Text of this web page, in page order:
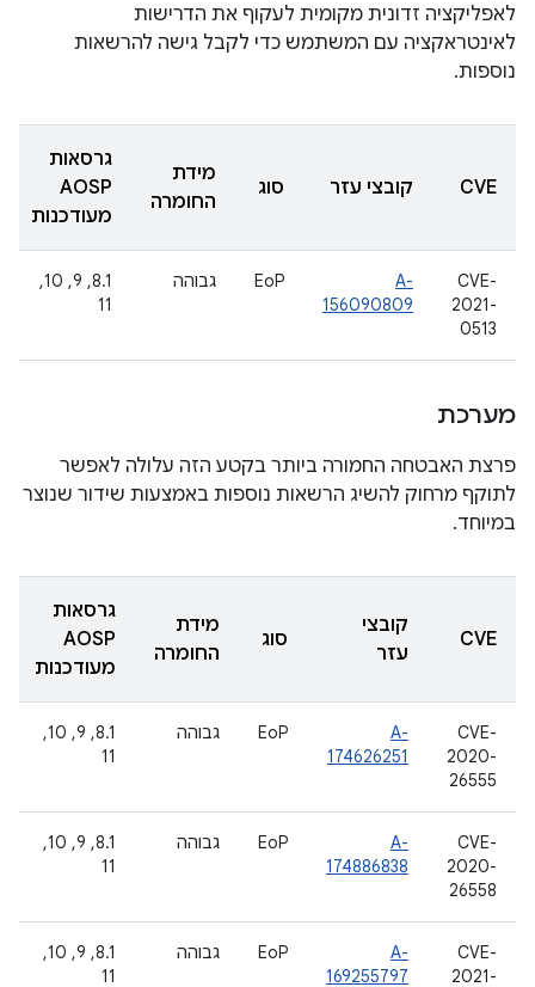
לאפליקציה זדונית מקומית לעקוף את הדרישות
לאינטראקציה עם המשתמש כדי לקבל גישה להרשאות
נוספות.
CVE קובצי עזר סוג
מידת
החומרה
גרסאות
AOSP
מעודכנות
CVE-
2021-
0513
A-
156090809
EoP גבוהה
‫8.1, 9, 10,
11
מערכת
פרצת האבטחה החמורה ביותר בקטע הזה עלולה לאפשר
לתוקף מרחוק להשיג הרשאות נוספות באמצעות שידור שנוצר
במיוחד.
CVE
קובצי
עזר
סוג
מידת
החומרה
גרסאות
AOSP
מעודכנות
CVE-
2020-
26555
A-
174626251
EoP גבוהה
‫8.1, 9, 10,
11
CVE-
2020-
26558
A-
174886838
EoP גבוהה
‫8.1, 9, 10,
11
CVE-
2021-
A-
169255797
EoP גבוהה
‫8.1, 9, 10,
11